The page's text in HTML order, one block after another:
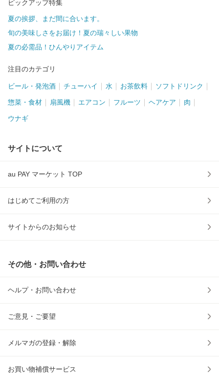
ピックアップ特集
夏の挨拶、まだ間に合います。
旬の美味しさをお届け！夏の瑞々しい果物
夏の必需品！ひんやりアイテム
注目のカテゴリ
ビール・発泡酒 チューハイ 水 お茶飲料 ソフトドリンク
惣菜・食材 扇風機 エアコン フルーツ ヘアケア 肉
ウナギ
サイトについて
au PAY マーケット TOP
はじめてご利用の方
サイトからのお知らせ
その他・お問い合わせ
ヘルプ・お問い合わせ
ご意見・ご要望
メルマガの登録・解除
お買い物補償サービス